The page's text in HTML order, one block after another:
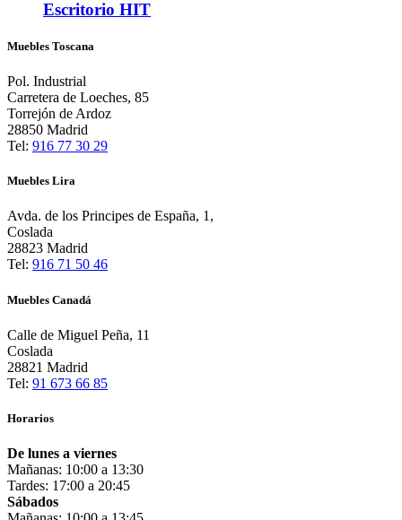
Escritorio HIT
Muebles Toscana
Pol. Industrial
Carretera de Loeches, 85
Torrejón de Ardoz
28850 Madrid
Tel: 916 77 30 29
Muebles Lira
Avda. de los Principes de España, 1,
Coslada
28823 Madrid
Tel: 916 71 50 46
Muebles Canadá
Calle de Miguel Peña, 11
Coslada
28821 Madrid
Tel: 91 673 66 85
Horarios
De lunes a viernes
Mañanas: 10:00 a 13:30
Tardes: 17:00 a 20:45
Sábados